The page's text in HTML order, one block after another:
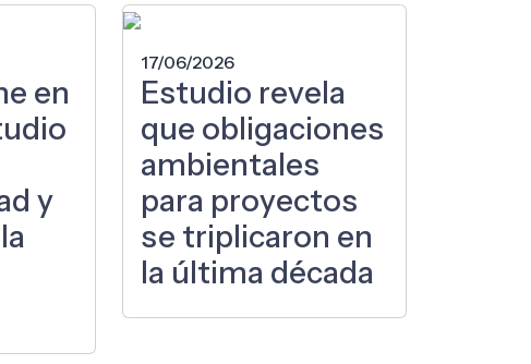
en
y
17/06/2026
Estudio revela
que obligaciones
ambientales
para proyectos
se triplicaron en
la última década